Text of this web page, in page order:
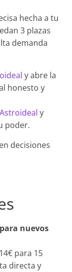
hecha a tu
3 plazas
demanda
y abre la
honesto y
y
poder.
decisiones
nuevos
para 15
directa y